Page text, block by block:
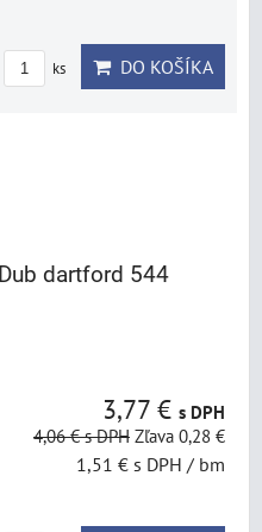
ks DO KOŠÍKA
dartford 544
3,77 € s DPH
4,06 €s DPH Zľava 0,28 €
1,51 € s DPH / bm